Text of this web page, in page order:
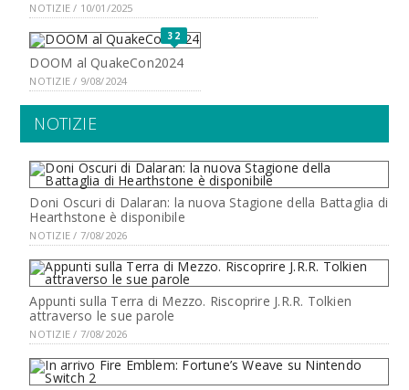
NOTIZIE / 10/01/2025
32
DOOM al QuakeCon2024
NOTIZIE / 9/08/2024
NOTIZIE
Doni Oscuri di Dalaran: la nuova Stagione della Battaglia di
Hearthstone è disponibile
NOTIZIE / 7/08/2026
Appunti sulla Terra di Mezzo. Riscoprire J.R.R. Tolkien
attraverso le sue parole
NOTIZIE / 7/08/2026